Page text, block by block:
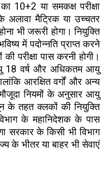
10+2 या समकक्ष परीक्षा
अलावा मैट्रिक या उच्चतर
भी जरूरी होगा। नियुक्ति
में पदोन्नति प्राप्त करने
परीक्षा पास करनी होगी।
18 वर्ष और अधिकतम आयु
आरक्षित वर्गों और अन्य
नियमों के अनुसार आयु
के तहत क्लकों की नियुक्ति
के महानिदेशक के पास
सरकार के किसी भी विभाग
के भीतर या बाहर भी सेवाएं